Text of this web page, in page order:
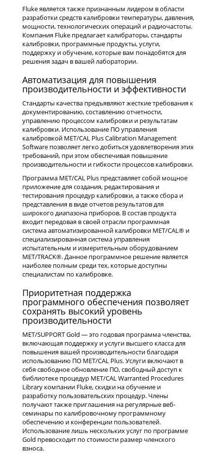
Fluke является также признанным лидером в области
разработки средств калибровки температуры, давления,
мощности, технологических операций и радиочастоты.
Компания Fluke предлагает калибраторы, стандарты
калибровки, программные продукты, услуги,
поддержку и обучение, которые вам понадобятся для
решения задач в вашей лаборатории.
Автоматизация для повышения
производительности и эффективности
Стандарты качества предъявляют жесткие требования к
документированию, составлению отчетности,
управлению процессом калибровки и результатам
калибровки. Использование ПО управления
калибровкой MET/CAL Plus Calibration Management
Software позволяет легко добиться удовлетворения этих
требований, при этом обеспечивая повышение
производительности и гибкости процессов калибровки.
Программа MET/CAL Plus представляет собой мощное
приложение для создания, редактирования и
тестирования процедур калибровки, а также сбора и
представления в виде отчетов результатов для
широкого диапазона приборов. В состав продукта
входит передовая в своей отрасли программная
система автоматизированной калибровки MET/CAL® и
специализированная система управления
испытательным и измерительным оборудованием
MET/TRACK®. Данное программное решение является
наиболее полным среди тех, которые доступны
специалистам по калибровке.
Приоритетная поддержка
программного обеспечения позволяет
сохранять высокий уровень
производительности
MET/SUPPORT Gold — это годовая программа членства,
включающая поддержку и услуги высшего класса для
повышения вашей производительности благодаря
использованию ПО MET/CAL Plus. Услуги включают в
себя свободное обновление ПО, свободный доступ к
библиотеке процедур MET/CAL Warranted Procedures
Library компании Fluke, скидки на обучение и
разработку пользовательских процедур. Члены
получают также приглашения на регулярные веб-
семинары по калибровочному программному
обеспечению и конференции пользователей.
Использование лишь нескольких услуг по программе
Gold превосходит по стоимости размер членского
взноса.